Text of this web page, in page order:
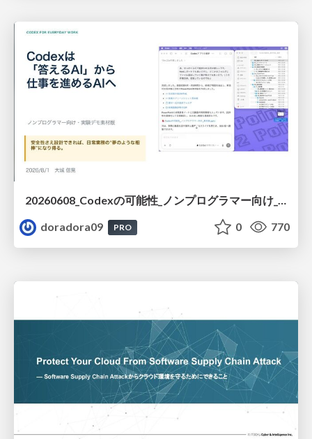
20260608_Codexの可能性_ノンプログラマー向け_大城追記
doradora09
PRO 0 770